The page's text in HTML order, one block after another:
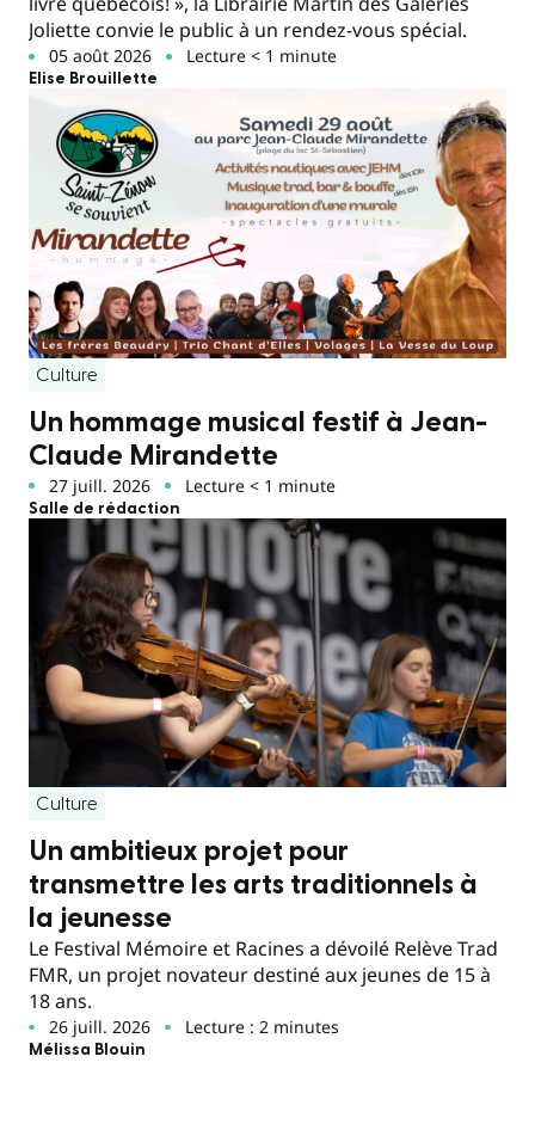
Joliette convie le public à un rendez-vous spécial.
05 août 2026 Lecture < 1 minute
Elise Brouillette
Culture
Un hommage musical festif à Jean-
Claude Mirandette
27 juill. 2026 Lecture < 1 minute
Salle de rédaction
Culture
Un ambitieux projet pour
transmettre les arts traditionnels à
la jeunesse
Le Festival Mémoire et Racines a dévoilé Relève Trad
FMR, un projet novateur destiné aux jeunes de 15 à
18 ans.
26 juill. 2026 Lecture : 2 minutes
Mélissa Blouin